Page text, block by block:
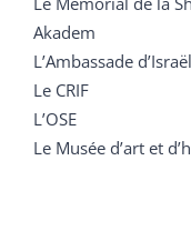
Akadem
L’Ambassade d’Israël
Le CRIF
L’OSE
Le Musée d’art et